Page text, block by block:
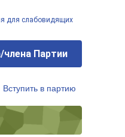
для слабовидящих
Партии
Вступить в партию